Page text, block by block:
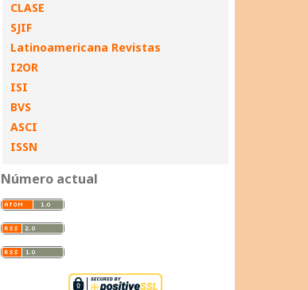
CLASE
SJIF
Latinoamericana Revistas
I2OR
ISI
BVS
ASCI
ISSN
Número actual